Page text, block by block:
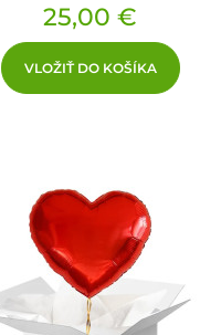
Cena
25,00 €
VLOŽIŤ DO KOŠÍKA